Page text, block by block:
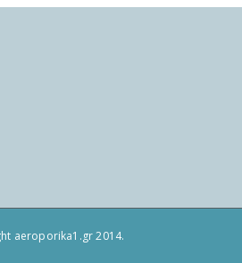
aeroporika1.gr 2014.